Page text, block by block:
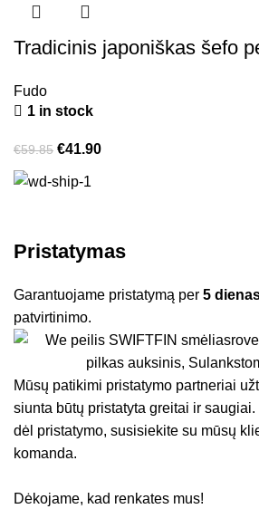
Tradicinis japoniškas šefo
Fudo
1 in stock
€59.85 €41.90
Pristatymas
Garantuojame pristatymą per5
patvirtinimo.
Mūsų patikimi pristatymo partneriai
siunta būtų pristatyta greitai ir
dėl pristatymo, susisiekite su mūsų
komanda.
Dėkojame, kad renkates mus!